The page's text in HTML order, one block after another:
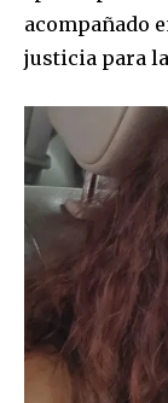
acompañado
justicia para